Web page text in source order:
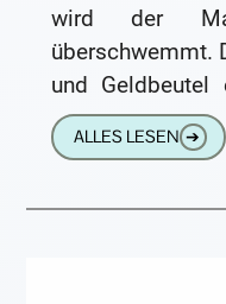
wird der
überschwemmt.
und
heimischen
möchte, der
ALLES LESEN ➔